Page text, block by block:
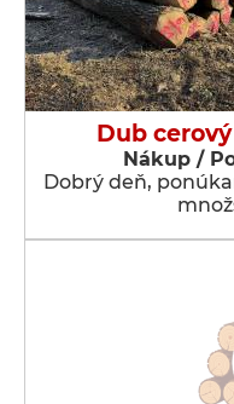
Dub
Nákup /
Dobrý deň,